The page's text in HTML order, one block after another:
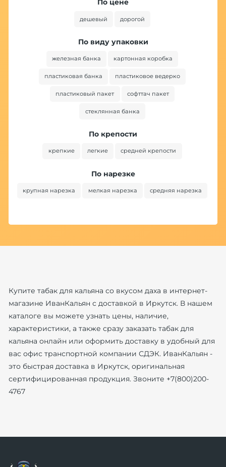
По цене
дешевый дорогой
По виду упаковки
железная банка картонная коробка
пластиковая банка пластиковое ведерко
пластиковый пакет софттач пакет
стеклянная банка
По крепости
крепкие легкие средней крепости
По нарезке
крупная нарезка мелкая нарезка средняя нарезка
Купите табак для кальяна со вкусом даха в интернет-
магазине ИванКальян с доставкой в Иркутск. В нашем
каталоге вы можете узнать цены, наличие,
характеристики, а также сразу заказать табак для
кальяна онлайн или оформить доставку в удобный для
вас офис транспортной компании СДЭК. ИванКальян -
это быстрая доставка в Иркутск, оригинальная
сертифицированная продукция. Звоните +7(800)200-
4767